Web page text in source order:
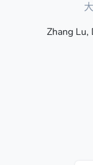
Zhang Lu,